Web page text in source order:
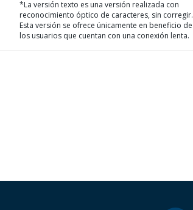
*La versión texto es una versión realizada con
reconocimiento óptico de caracteres, sin corregir.
Esta versión se ofrece únicamente en beneficio de
los usuarios que cuentan con una conexión lenta.